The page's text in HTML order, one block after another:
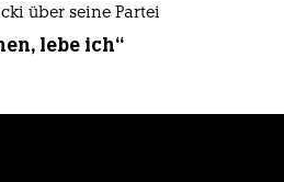
über seine Partei
lebe ich“